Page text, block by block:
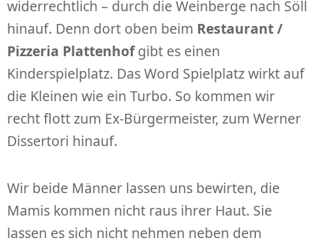
widerrechtlich – durch die Weinberge nach Söll
hinauf. Denn dort oben beim Restaurant /
Pizzeria Plattenhofgibt es einen
Kinderspielplatz. Das Word Spielplatz wirkt auf
die Kleinen wie ein Turbo. So kommen wir
recht flott zum Ex-Bürgermeister, zum Werner
Dissertori hinauf.
Wir beide Männer lassen uns bewirten, die
Mamis kommen nicht raus ihrer Haut. Sie
lassen es sich nicht nehmen neben dem